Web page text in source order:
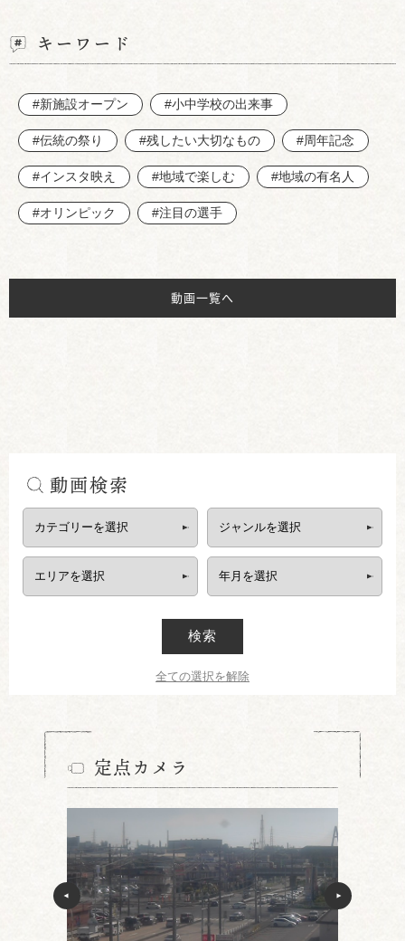
キーワード
#新施設オープン #小中学校の出来事
#伝統の祭り #残したい大切なもの #周年記念
#インスタ映え #地域で楽しむ #地域の有名人
#オリンピック #注目の選手
動画一覧へ
動画検索
検索
全ての選択を解除
定点カメラ